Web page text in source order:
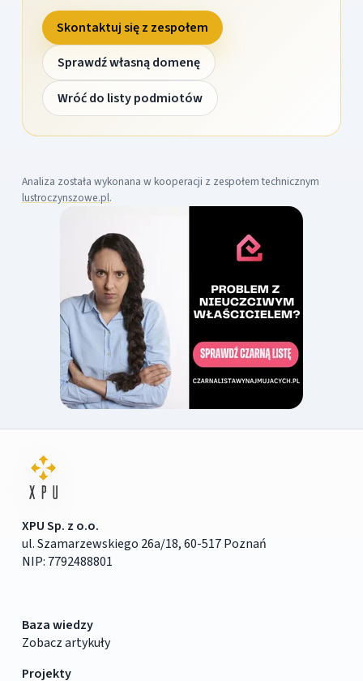
Skontaktuj się z zespołem
Sprawdź własną domenę
Wróć do listy podmiotów
Analiza została wykonana w kooperacji z zespołem technicznym
lustroczynszowe.pl.
XPU Sp. z o.o.
ul. Szamarzewskiego 26a/18, 60-517 Poznań
NIP: 7792488801
Baza wiedzy
Zobacz artykuły
Projekty